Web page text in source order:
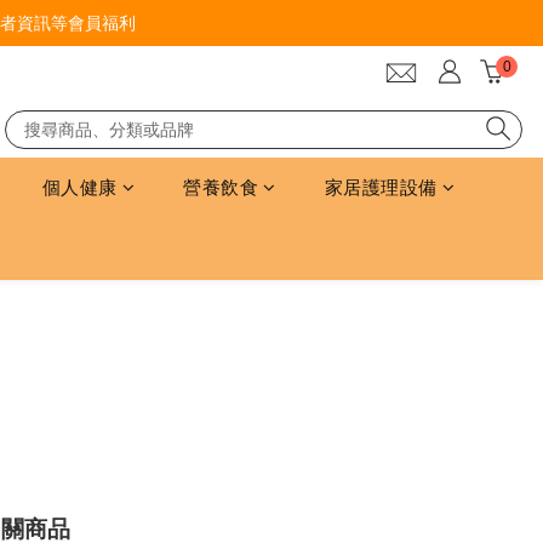
資訊等會員福利
個人健康 營養飲食 家居護理設備
商品